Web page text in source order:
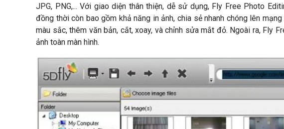
JPG, PNG,... Với giao diện thân thiện, dễ sử dụng, Fly Free Photo
đồng thời còn bao gồm khả năng in ảnh, chia sẻ nhanh chóng lên
màu sắc, thêm văn bản, cắt, xoay, và chỉnh sửa mắt đỏ. Ngoài ra, Fly
ảnh toàn màn hình.